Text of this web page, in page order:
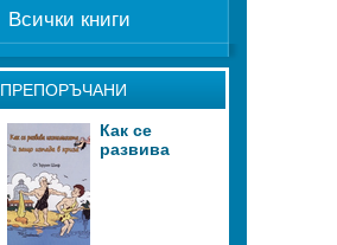
Всички книги
ПРЕПОРЪЧАНИ
Как се
развива